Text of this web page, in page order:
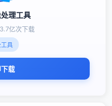
理工具
3.7亿次下载
具
载